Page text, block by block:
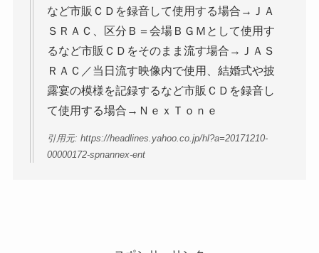
など市販ＣＤを録音して使用する場合→ＪＡ
ＳＲＡＣ、区分Ｂ＝会場ＢＧＭとして使用す
るなど市販ＣＤをそのまま流す場合→ＪＡＳ
ＲＡＣ／当日流す映像内で使用、結婚式や披
露宴の模様を記録するなど市販ＣＤを録音し
て使用する場合→ＮｅｘＴｏｎｅ
引用元: https://headlines.yahoo.co.jp/hl?a=20171210-
00000172-spnannex-ent